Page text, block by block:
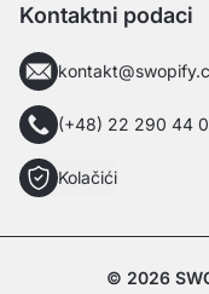
Kontaktni podaci
(+48) 22 290 44
Kolačići
© 2026